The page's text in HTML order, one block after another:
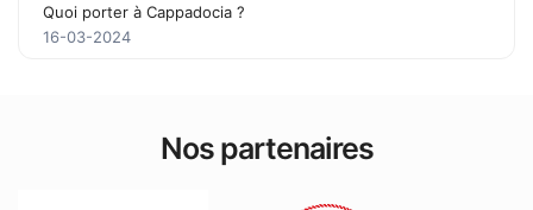
Quoi porter à Cappadocia ?
16-03-2024
Nos partenaires